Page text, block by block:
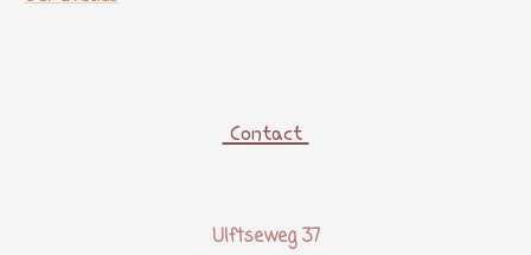
Contact
Ulftseweg 37